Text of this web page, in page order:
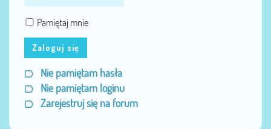
Pamiętaj mnie
Zaloguj się
Nie pamiętam hasła
Nie pamiętam loginu
Zarejestruj się na forum